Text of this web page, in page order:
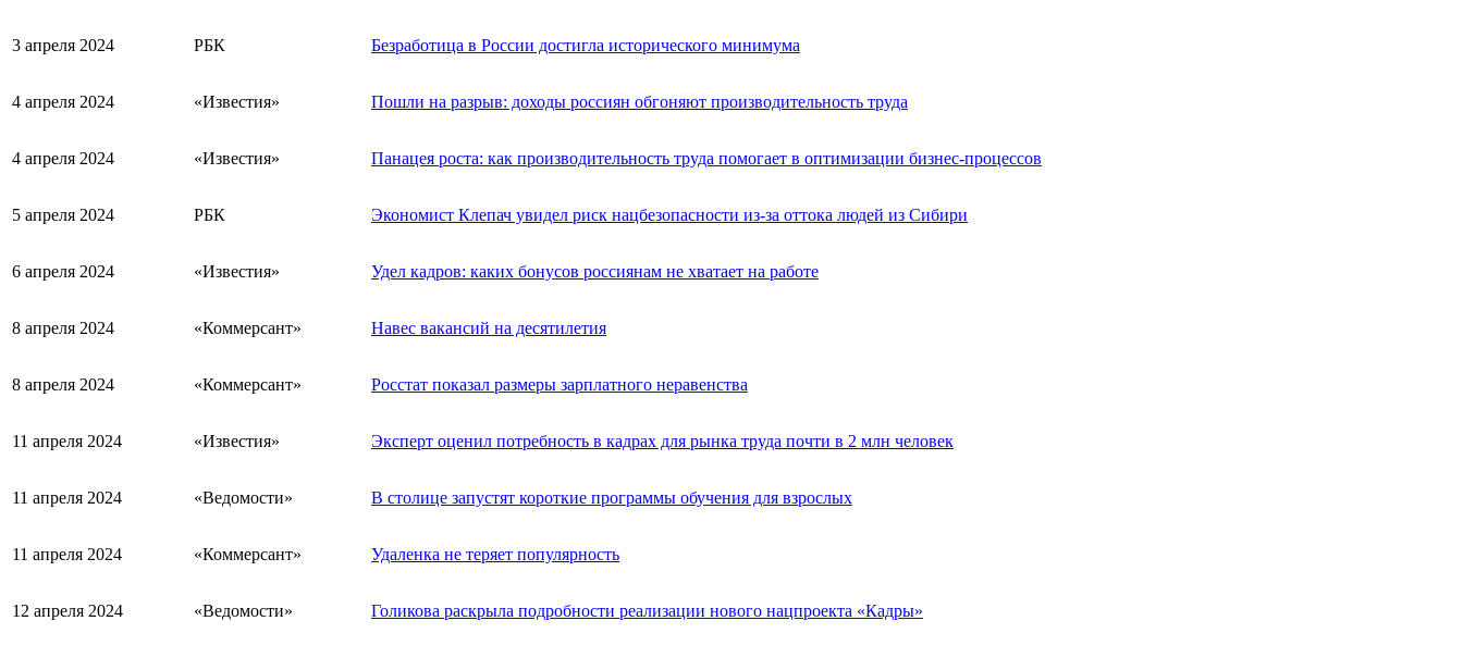
3 апреля 2024 РБК Безработица в России достигла исторического минимума
4 апреля 2024 «Известия» Пошли на разрыв: доходы россиян обгоняют производительность труда
4 апреля 2024 «Известия» Панацея роста: как производительность труда помогает в оптимизации бизнес-процессов
5 апреля 2024 РБК Экономист Клепач увидел риск нацбезопасности из-за оттока людей из Сибири
6 апреля 2024 «Известия» Удел кадров: каких бонусов россиянам не хватает на работе
8 апреля 2024 «Коммерсант» Навес вакансий на десятилетия
8 апреля 2024 «Коммерсант» Росстат показал размеры зарплатного неравенства
11 апреля 2024 «Известия» Эксперт оценил потребность в кадрах для рынка труда почти в 2 млн человек
11 апреля 2024 «Ведомости» В столице запустят короткие программы обучения для взрослых
11 апреля 2024 «Коммерсант» Удаленка не теряет популярность
12 апреля 2024 «Ведомости» Голикова раскрыла подробности реализации нового нацпроекта «Кадры»